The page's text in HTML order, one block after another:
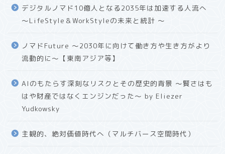
デジタルノマド10億人となる2035年は加速する人流へ
〜LifeStyle＆WorkStyleの未来と統計 〜
ノマドFuture 〜2030年に向けて働き方や生き方がより
流動的に〜【東南アジア等】
AIのもたらす深刻なリスクとその歴史的背景 〜賢さはも
はや財産ではなくエンジンだった〜 by Eliezer
Yudkowsky
主観的、絶対価値時代へ（マルチバース空間時代）